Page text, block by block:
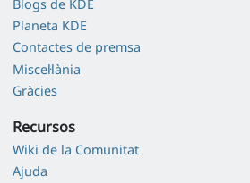
Blogs de KDE
Planeta KDE
Contactes de premsa
Miscel·lània
Gràcies
Recursos
Wiki de la Comunitat
Ajuda